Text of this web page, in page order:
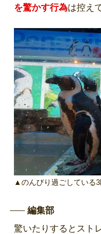
を驚かす行為は控え
▲のんびり過ごしている
編集部
驚いたりするとスト